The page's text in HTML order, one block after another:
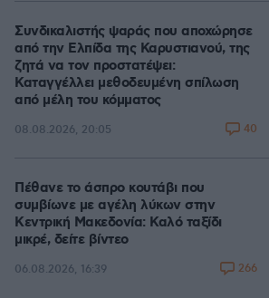
Συνδικαλιστής ψαράς που αποχώρησε
από την Ελπίδα της Καρυστιανού, της
ζητά να τον προστατέψει:
Καταγγέλλει μεθοδευμένη σπίλωση
από μέλη του κόμματος
08.08.2026, 20:05 40
Πέθανε το άσπρο κουτάβι που
συμβίωνε με αγέλη λύκων στην
Κεντρική Μακεδονία: Καλό ταξίδι
μικρέ, δείτε βίντεο
06.08.2026, 16:39 266